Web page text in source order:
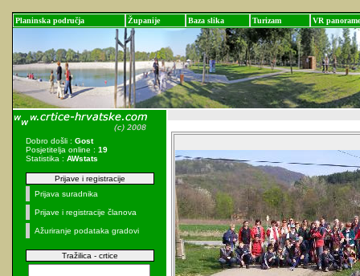
Planinska područja Županije Baza slika Turizam VR panorame
Dobro došli : Gost
Posjetitelja online : 19
Statistika : AWstats
Prijave i registracije
Prijava suradnika
Prijave i registracije članova
Ažuriranje podataka gradovi
Tražilica - crtice